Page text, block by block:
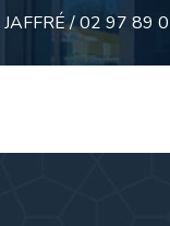
JAFFRÉ / 02 97 89